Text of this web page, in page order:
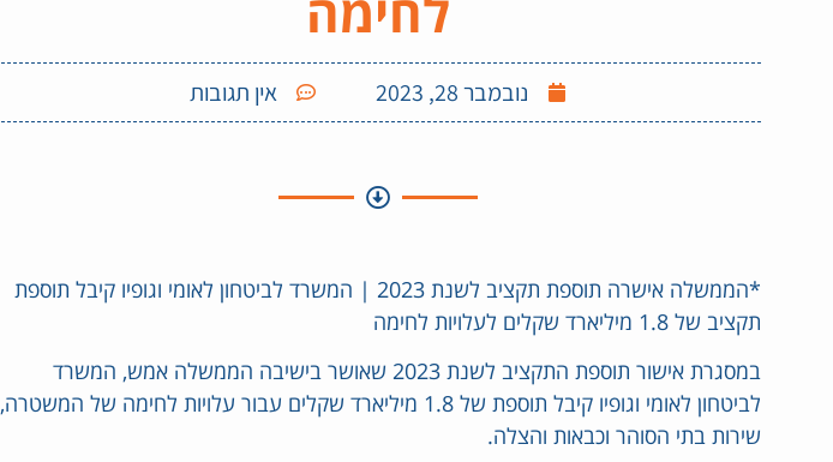
נובמבר 28, 2023 אין תגובות
*הממשלה אישרה תוספת תקציב לשנת 2023 | המשרד לביטחון לאומי וגופיו קיבל תוספת
תקציב של 1.8 מיליארד שקלים לעלויות לחימה
במסגרת אישור תוספת התקציב לשנת 2023 שאושר בישיבה הממשלה אמש, המשרד
לביטחון לאומי וגופיו קיבל תוספת של 1.8 מיליארד שקלים עבור עלויות לחימה של המשטרה,
שירות בתי הסוהר וכבאות והצלה.